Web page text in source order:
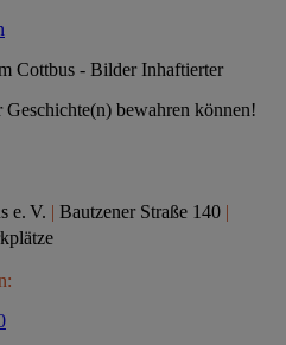
bewahren können!
e. V. | Bautzener Straße 140 |